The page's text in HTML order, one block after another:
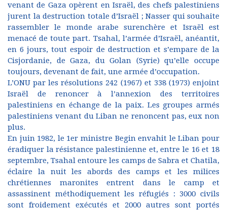
venant de Gaza opèrent en Israël, des chefs palestiniens
jurent la destruction totale d’Israël ; Nasser qui souhaite
rassembler le monde arabe surenchère et Israël est
menacé de toute part. Tsahal, l’armée d’Israël, anéantit,
en 6 jours, tout espoir de destruction et s’empare de la
Cisjordanie, de Gaza, du Golan (Syrie) qu’elle occupe
toujours, devenant de fait, une armée d’occupation.
L’ONU par les résolutions 242 (1967) et 338 (1973) enjoint
Israël de renoncer à l’annexion des territoires
palestiniens en échange de la paix. Les groupes armés
palestiniens venant du Liban ne renoncent pas, eux non
plus.
En juin 1982, le 1er ministre Begin envahit le Liban pour
éradiquer la résistance palestinienne et, entre le 16 et 18
septembre, Tsahal entoure les camps de Sabra et Chatila,
éclaire la nuit les abords des camps et les milices
chrétiennes maronites entrent dans le camp et
assassinent méthodiquement les réfugiés : 3000 civils
sont froidement exécutés et 2000 autres sont portés